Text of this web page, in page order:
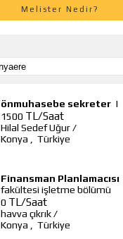
Melister Nedir?
önmuhasebe sekreter |
1500 TL/Saat
Hilal Sedef Uğur/
Konya
Türkiye
Finansman Planlamacısı
fakültesi işletme bölümü
0 TL/Saat
havva çıkrık/
Konya
Türkiye